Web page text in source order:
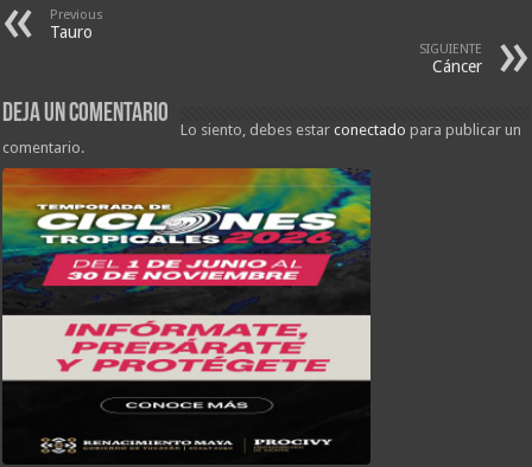
Previous
Tauro
SIGUIENTE
Cáncer
Deja un comentario
Lo siento, debes estarconectado para publicar un
comentario.